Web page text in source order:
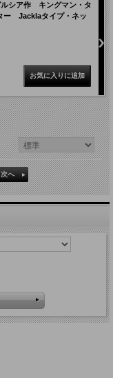
シア作 キングマン・タ
ー Jacklaタイプ・ネッ
次へ